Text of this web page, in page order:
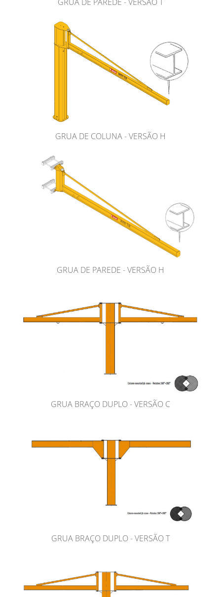
GRUA DE COLUNA - VERSÃO H
GRUA DE PAREDE - VERSÃO H
GRUA BRAÇO DUPLO - VERSÃO C
GRUA BRAÇO DUPLO - VERSÃO T